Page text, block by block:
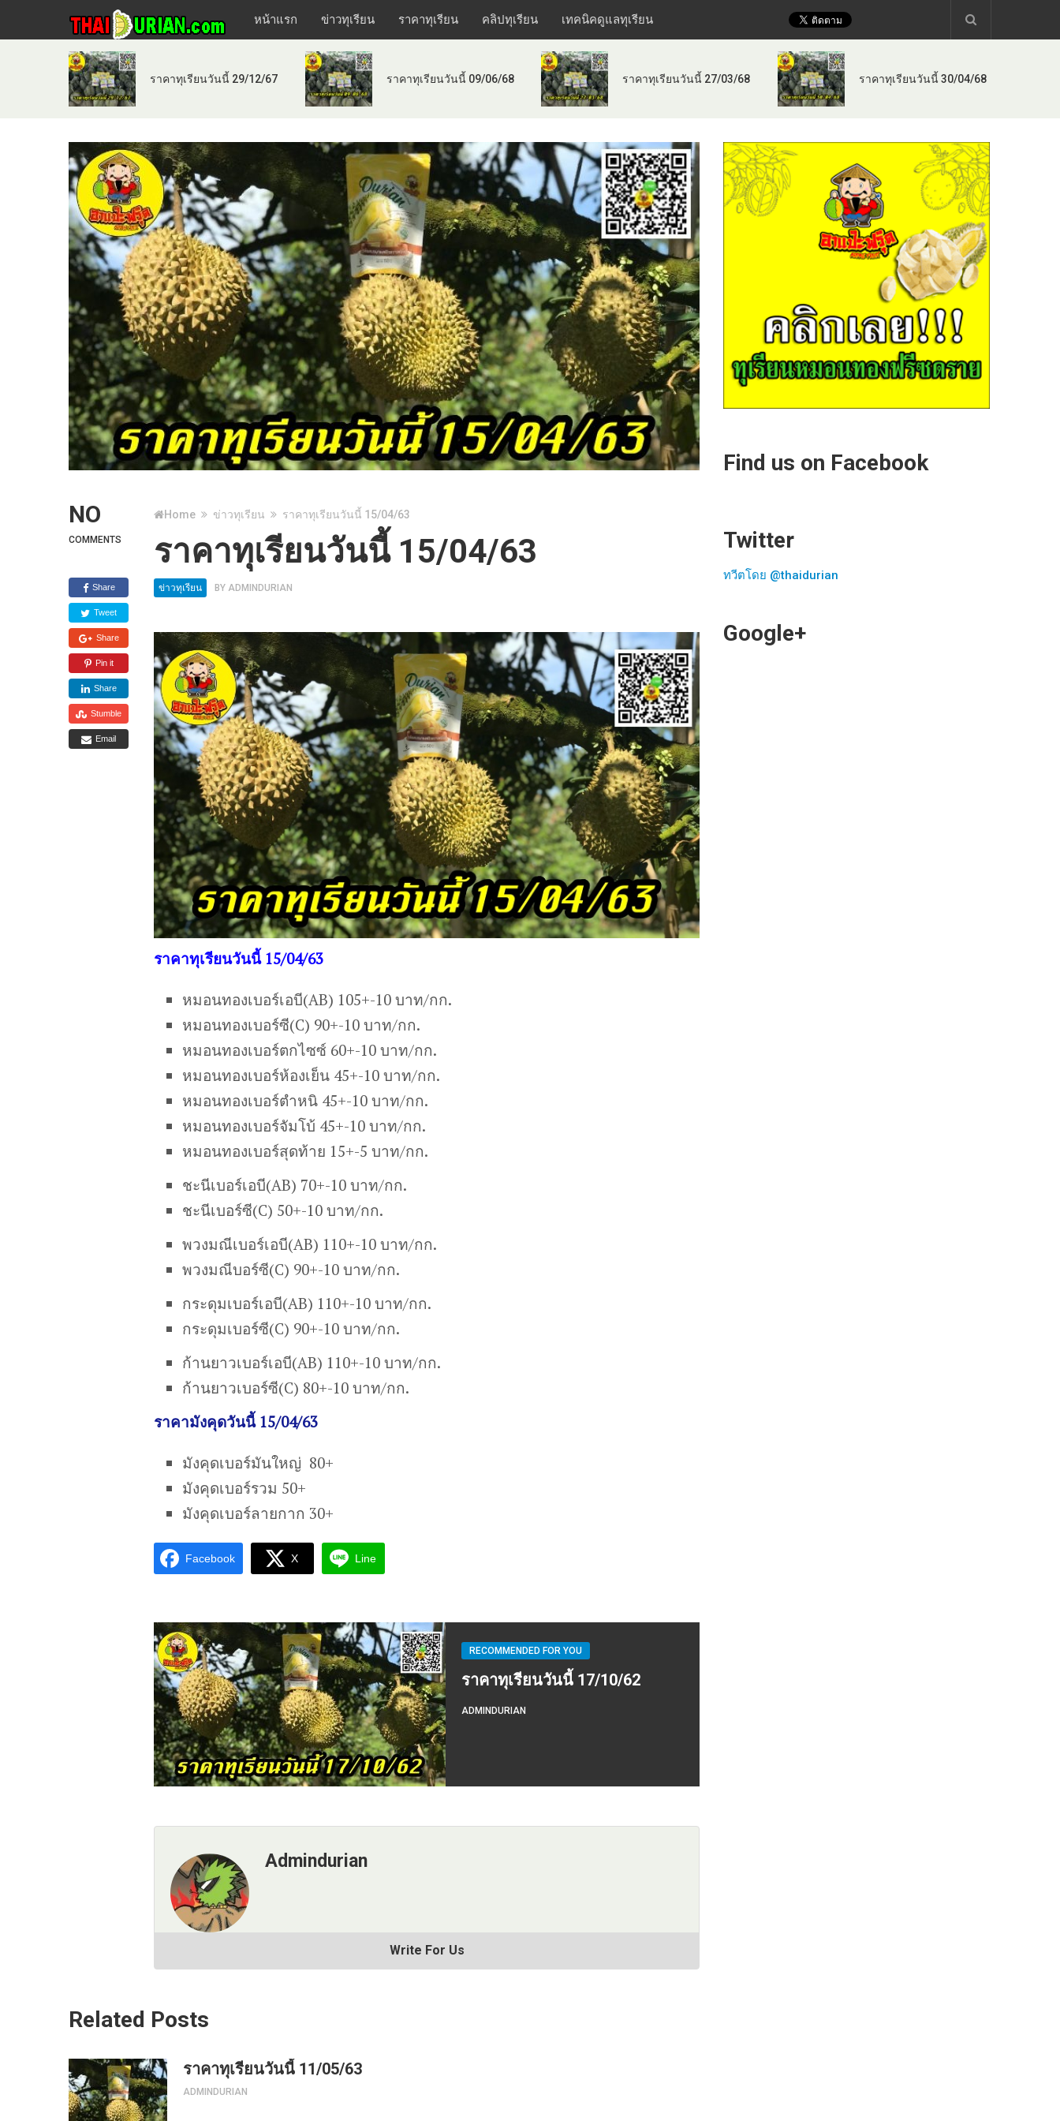
หน้าแรก ข่าวทุเรียน ราคาทุเรียน คลิปทุเรียน เทคนิคดูแลทุเรียน
ราคาทุเรียนวันนี้ 29/12/67 ราคาทุเรียนวันนี้ 09/06/68 ราคาทุเรียนวันนี้ 27/03/68 ราคาทุเรียนวันนี้ 30/04/68
NO
COMMENTS
Share
Tweet
Share
Pin it
Share
Stumble
Email
Home ข่าวทุเรียน ราคาทุเรียนวันนี้ 15/04/63
ราคาทุเรียนวันนี้ 15/04/63
ข่าวทุเรียน BY ADMINDURIAN
ราคาทุเรียนวันนี้ 15/04/63
หมอนทองเบอร์เอบี(AB) 105+-10 บาท/กก.
หมอนทองเบอร์ซี(C) 90+-10 บาท/กก.
หมอนทองเบอร์ตกไซซ์ 60+-10 บาท/กก.
หมอนทองเบอร์ห้องเย็น 45+-10 บาท/กก.
หมอนทองเบอร์ตำหนิ 45+-10 บาท/กก.
หมอนทองเบอร์จัมโบ้ 45+-10 บาท/กก.
หมอนทองเบอร์สุดท้าย 15+-5 บาท/กก.
ชะนีเบอร์เอบี(AB) 70+-10 บาท/กก.
ชะนีเบอร์ซี(C) 50+-10 บาท/กก.
พวงมณีเบอร์เอบี(AB) 110+-10 บาท/กก.
พวงมณีบอร์ซี(C) 90+-10 บาท/กก.
กระดุมเบอร์เอบี(AB) 110+-10 บาท/กก.
กระดุมเบอร์ซี(C) 90+-10 บาท/กก.
ก้านยาวเบอร์เอบี(AB) 110+-10 บาท/กก.
ก้านยาวเบอร์ซี(C) 80+-10 บาท/กก.
ราคามังคุดวันนี้ 15/04/63
มังคุดเบอร์มันใหญ่ 80+
มังคุดเบอร์รวม 50+
มังคุดเบอร์ลายกาก 30+
Facebook X Line
RECOMMENDED FOR YOU
ราคาทุเรียนวันนี้ 17/10/62
ADMINDURIAN
Admindurian
Write For Us
Related Posts
ราคาทุเรียนวันนี้ 11/05/63
ADMINDURIAN
Find us on Facebook
Twitter
ทวีตโดย @thaidurian
Google+